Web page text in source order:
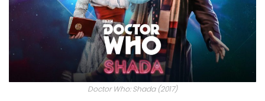
Doctor Who: Shada (2017)